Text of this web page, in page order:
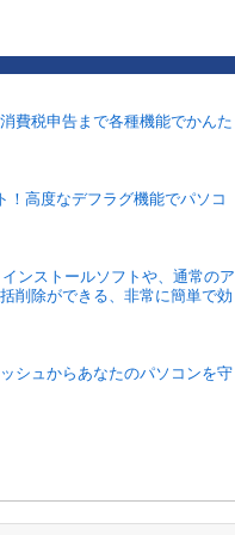
費税申告まで各種機能でかんた
！高度なデフラグ機能でパソコ
ンストールソフトや、通常のア
削除ができる、非常に簡単で効
シュからあなたのパソコンを守